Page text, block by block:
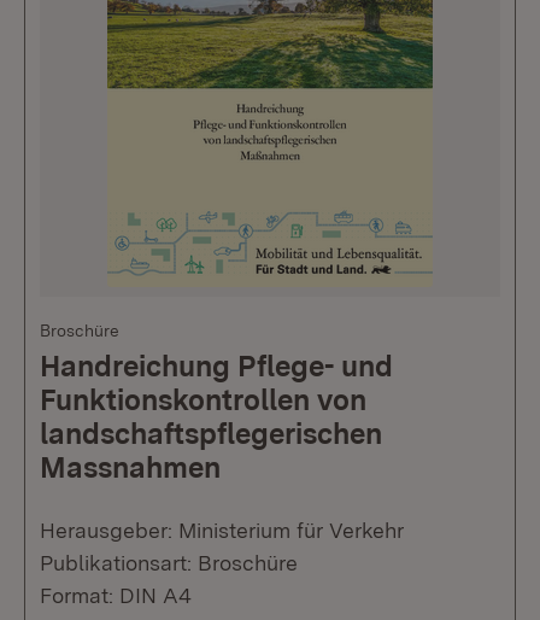
Broschüre
Handreichung Pflege- und
Funktionskontrollen von
landschaftspflegerischen
Massnahmen
Herausgeber: Ministerium für Verkehr
Publikationsart: Broschüre
Format: DIN A4